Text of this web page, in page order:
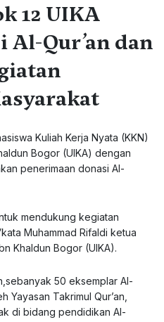
12 UIKA
Al-Qur’an dan
Kuliah Kerja Nyata (KKN)
Bogor (UIKA) dengan
penerimaan donasi Al-
mendukung kegiatan
Muhammad Rifaldi ketua
Khaldun Bogor (UIKA).
50 eksemplar Al-
Yayasan Takrimul Qur’an,
di bidang pendidikan Al-